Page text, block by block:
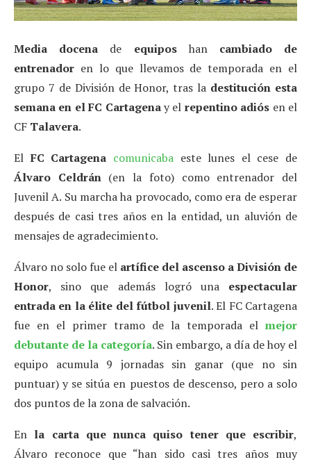
Media docena de equiposhan cambiado de
entrenador en lo que llevamos de temporada en el
grupo 7 de División de Honor, tras la destitución esta
semana en el FC Cartagenay el repentino adiós en el
CF Talavera.
El FC Cartagena comunicabaeste lunes el cese de
Álvaro Celdrán(en la foto) como entrenador del
Juvenil A. Su marcha ha provocado, como era de esperar
después de casi tres años en la entidad, un aluvión de
mensajes de agradecimiento.
Álvaro no solo fue el artífice del ascenso a División de
Honor, sino que además logró una espectacular
entrada en la élite del fútbol juvenil. El FC Cartagena
fue en el primer tramo de la temporada el mejor
debutante de la categoría. Sin embargo, a día de hoy el
equipo acumula 9 jornadas sin ganar (que no sin
puntuar) y se sitúa en puestos de descenso, pero a solo
dos puntos de la zona de salvación.
En la carta que nunca quiso tener que escribir,
Álvaro reconoce que “han sido casi tres años muy